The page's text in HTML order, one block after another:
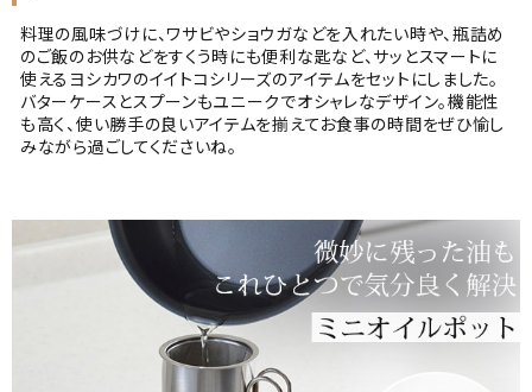
料理の風味づけに、ワサビやショウガなどを入れたい時や、瓶詰め
のご飯のお供などをすくう時にも便利な匙など、サッとスマートに
使えるヨシカワのイイトコシリーズのアイテムをセットにしました。
バターケースとスプーンもユニークでオシャレなデザイン。機能性
も高く、使い勝手の良いアイテムを揃えてお食事の時間をぜひ愉し
みながら過ごしてくださいね。